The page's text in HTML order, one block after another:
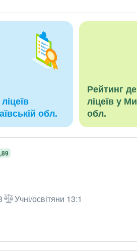
обл.
Рейтинг
ліцеїв у
обл.
Учні/освітяни 13:1